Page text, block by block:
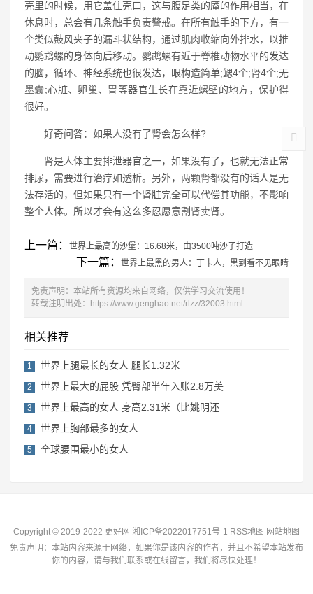
壳里的时候，用它盖住壳口，这与腹足类的厣的作用相当，在
休息时，总会有几条触手负责警戒。在所有触手的下方，有一
个类似鼓风夹子的漏斗状结构，通过肌肉收缩向外排水，以推
动鹦鹉螺的身体向后移动。鹦鹉螺有近于脊椎动物水平的发达
的脑，循环、神经系统也很发达，眼构造简单;鳃4个;肾4个;无
墨囊;心脏、卵巢、胃等器官生长在靠近螺壁的地方，保护得
很好。
好奇问答：如果人没有了肾会怎么样?
肾是人体主要排泄器官之一，如果没有了，也就无法正常
排尿，需要进行治疗如透析。另外，两颗肾都没有的话人是无
法存活的，但如果只有一个肾脏完全可以代偿其功能，不影响
整个人体。所以才会有这么多忍愿意割肾卖肾。
上一篇： 世界上最高的沙堡：16.68米，由3500吨沙子打造
下一篇： 世界上最黑的男人：丁卡人，黑到看不见眼睛
免责声明：本站所有资源均来自网络，仅供学习交流使用！
转载注明出处：
https://www.genghao.net/rlzz/32003.html
相关推荐
1 世界上腿最长的女人 腿长1.32米
2 世界上最大的屁股 凭臀部半年入账2.8万美
3 世界上最高的女人 身高2.31米（比姚明还
4 世界上胸部最多的女人
5 全球腰围最小的女人
Copyright © 2019-2022 更好网 湘ICP备2022017751号-1 RSS地图 网站地图
免责声明：本站内容来源于网络，如果你是该内容的作者，并且不希望本站发布
你的内容，请与我们联系或在线留言，我们将尽快处理！